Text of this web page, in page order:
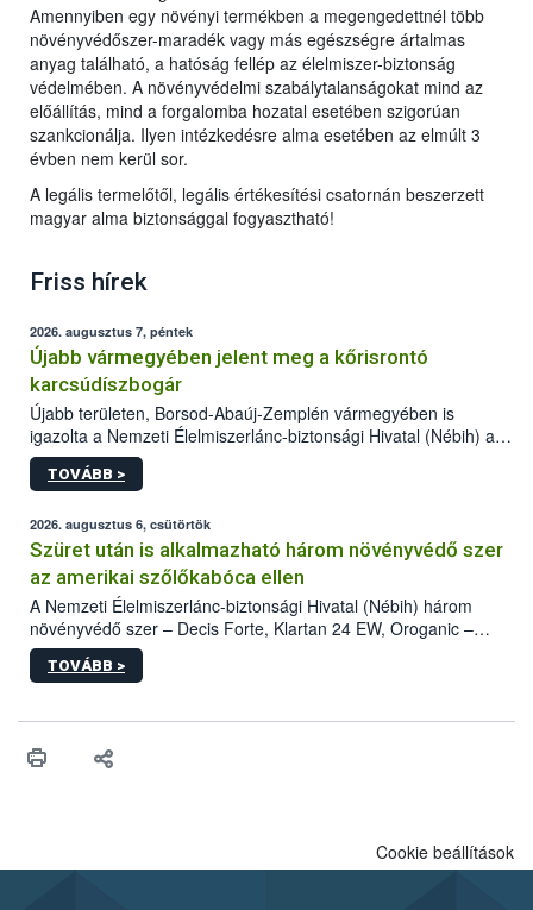
Amennyiben egy növényi termékben a megengedettnél több
növényvédőszer-maradék vagy más egészségre ártalmas
anyag található, a hatóság fellép az élelmiszer-biztonság
védelmében. A növényvédelmi szabálytalanságokat mind az
előállítás, mind a forgalomba hozatal esetében szigorúan
szankcionálja. Ilyen intézkedésre alma esetében az elmúlt 3
évben nem kerül sor.
A legális termelőtől, legális értékesítési csatornán beszerzett
magyar alma biztonsággal fogyasztható!
Friss hírek
2026. augusztus 7, péntek
Újabb vármegyében jelent meg a kőrisrontó
karcsúdíszbogár
Újabb területen, Borsod-Abaúj-Zemplén vármegyében is
igazolta a Nemzeti Élelmiszerlánc-biztonsági Hivatal (Nébih) a
kőrisrontó karcsúdíszbogár (Agrilus planipennis) jelenlétét. A
kártevőt nem csak színcsapdában találták meg, de már fertőzött
az intenzív felderítést, emellett az intézkedéseket a szlovák
hatósággal is összehangolják a terjedés megállítása érdekében.
TOVÁBB >
2026. augusztus 6, csütörtök
Szüret után is alkalmazható három növényvédő szer
az amerikai szőlőkabóca ellen
A Nemzeti Élelmiszerlánc-biztonsági Hivatal (Nébih) három
növényvédő szer – Decis Forte, Klartan 24 EW, Oroganic –
engedélyokiratát módosította, így azok a szüretet követően,
egészen a vesszőérettség (BBCH 91) stádiumáig
érésű szőlőkben is legyen lehetőség a károsító elleni további
felhasználók számára is elérhető és ökológiai termesztésben is
TOVÁBB >
Cookie beállítások